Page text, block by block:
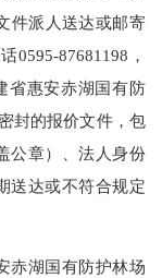
件派人送达或邮寄
0595-87681198，
省惠安赤湖国有防
封的报价文件，包
公章）、法人身份
送达或不符合规定
湖国有防护林场